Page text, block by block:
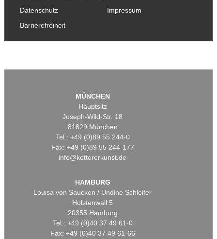
Datenschutz
Impressum
Barrierefreiheit
MÜNCHEN
Hauptsitz
Joseph-Wild-Str. 18
81829 München
Tel.: +49 (0)89 55 244-0
Fax: +49 (0)89 55 244-177
info@kettererkunst.de
HAMBURG
Louisa von Saucken / Undine Schleifer
Holstenwall 5
20355 Hamburg
Tel.: +49 (0)40 37 49 61-0
Fax: +49 (0)40 37 49 61-66